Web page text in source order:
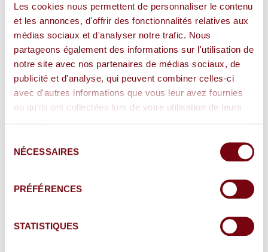
Les cookies nous permettent de personnaliser le contenu
et les annonces, d'offrir des fonctionnalités relatives aux
médias sociaux et d'analyser notre trafic. Nous
partageons également des informations sur l'utilisation de
notre site avec nos partenaires de médias sociaux, de
publicité et d'analyse, qui peuvent combiner celles-ci
avec d'autres informations que vous leur avez fournies
ou qu'ils ont collectées lors de votre utilisation de leurs
NÉCESSAIRES
PRÉFÉRENCES
STATISTIQUES
capricieuse qui nous a suivi tout au long de l’année
jusqu’aux vendanges.
Posté
le
25
septembre
2021
parSolenn FAURE-
CHAPPAT